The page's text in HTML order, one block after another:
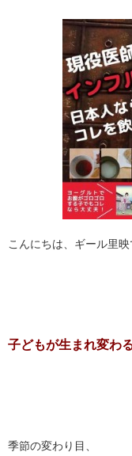
こんにちは、ギール里映
子どもが生まれ変わ
季節の変わり目、